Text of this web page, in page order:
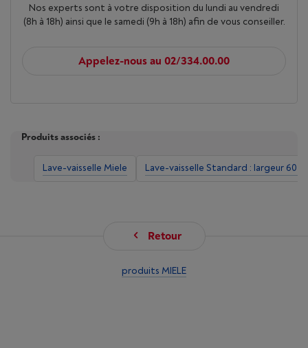
Nos experts sont à votre disposition du lundi au vendredi
(8h à 18h) ainsi que le samedi (9h à 18h) afin de vous conseiller.
Appelez-nous au 02/334.00.00
Produits associés :
Lave-vaisselle Miele Lave-vaisselle Standard : largeur 60
Retour
produits MIELE